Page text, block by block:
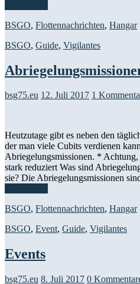
BSGO, Flottennachrichten, Hangar
BSGO, Guide, Vigilantes
bsg75.eu 12. Juli 2017 1
Heutzutage gibt es neben den
der man viele Cubits verdienen
Abriegelungsmissionen. *
stark reduziert Was sind
sie? Die Abriegelungsmissionen
BSGO, Flottennachrichten, Hangar
BSGO, Event, Guide, Vigilantes
Events
bsg75.eu 8. Juli 2017 0